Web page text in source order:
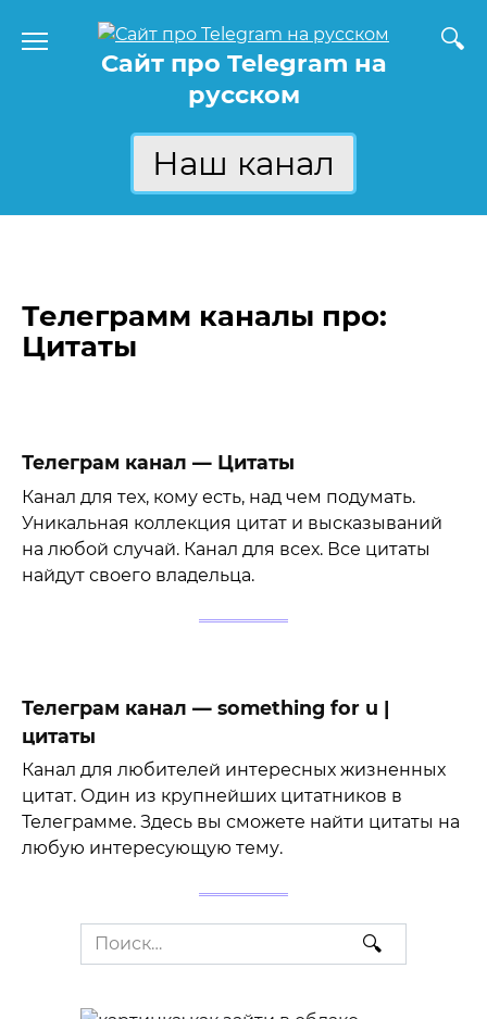
содержаниюСайт про Telegram на
русском
Наш канал
Телеграмм каналы про:
Цитаты
Телеграм канал — Цитаты
Канал для тех, кому есть, над чем подумать.
Уникальная коллекция цитат и высказываний
на любой случай. Канал для всех. Все цитаты
найдут своего владельца.
Телеграм канал — something for u |
цитаты
Канал для любителей интересных жизненных
цитат. Один из крупнейших цитатников в
Телеграмме. Здесь вы сможете найти цитаты на
любую интересующую тему.
Search
for: